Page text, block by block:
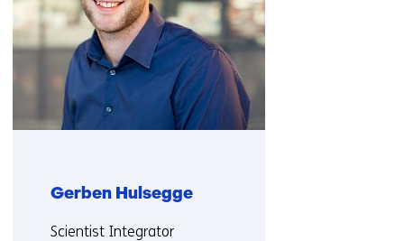
op)
Gerben Hulsegge
Functie:
Scientist Integrator